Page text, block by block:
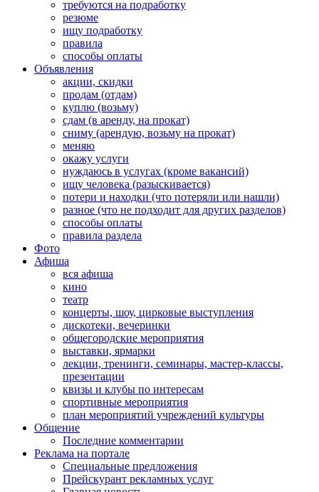
требуются на подработку
резюме
ищу подработку
правила
способы оплаты
Объявления
акции, скидки
продам (отдам)
куплю (возьму)
сдам (в аренду, на прокат)
сниму (арендую, возьму на прокат)
меняю
окажу услуги
нуждаюсь в услугах (кроме вакансий)
ищу человека (разыскивается)
потери и находки (что потеряли или нашли)
разное (что не подходит для других разделов)
способы оплаты
правила раздела
Фото
Афиша
вся афиша
кино
театр
концерты, шоу, цирковые выступления
дискотеки, вечеринки
общегородские мероприятия
выставки, ярмарки
лекции, тренинги, семинары, мастер-классы,
презентации
квизы и клубы по интересам
спортивные мероприятия
план мероприятий учреждений культуры
Общение
Последние комментарии
Реклама на портале
Специальные предложения
Прейскурант рекламных услуг